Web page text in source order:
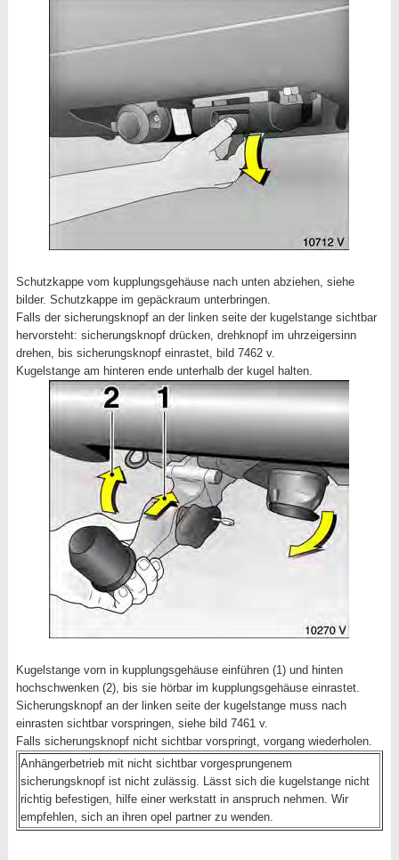
Schutzkappe vom kupplungsgehäuse nach unten abziehen, siehe
bilder. Schutzkappe im gepäckraum unterbringen.
Falls der sicherungsknopf an der linken seite der kugelstange sichtbar
hervorsteht: sicherungsknopf drücken, drehknopf im uhrzeigersinn
drehen, bis sicherungsknopf einrastet, bild 7462 v.
Kugelstange am hinteren ende unterhalb der kugel halten.
Kugelstange vorn in kupplungsgehäuse einführen (1) und hinten
hochschwenken (2), bis sie hörbar im kupplungsgehäuse einrastet.
Sicherungsknopf an der linken seite der kugelstange muss nach
einrasten sichtbar vorspringen, siehe bild 7461 v.
Falls sicherungsknopf nicht sichtbar vorspringt, vorgang wiederholen.
Anhängerbetrieb mit nicht sichtbar vorgesprungenem
sicherungsknopf ist nicht zulässig. Lässt sich die kugelstange nicht
richtig befestigen, hilfe einer werkstatt in anspruch nehmen. Wir
empfehlen, sich an ihren opel partner zu wenden.